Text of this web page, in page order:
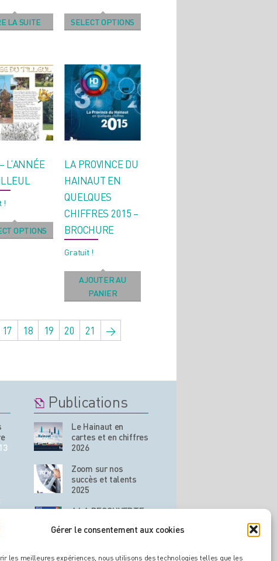
Gérer le consentement aux cookies
les meilleures expériences, nous utilisons des technologies telles que les
LA SUITE SELECT OPTIONS
L’ANNÉE
!
OPTIONS
LA PROVINCE DU
HAINAUT EN
QUELQUES
CHIFFRES 2015 –
BROCHURE
Gratuit !
AJOUTER AU
PANIER
17 18 19 20 21 →
Publications
Le Hainaut en
cartes et en chiffres
2026
Zoom sur nos
succès et talents
2025
A LA DECOUVERTE